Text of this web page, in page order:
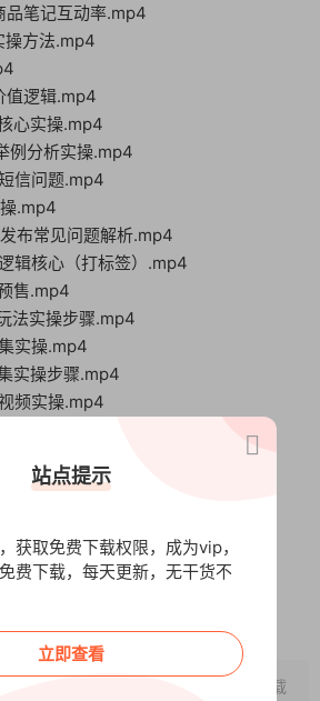
品笔记互动率.mp4
操方法.mp4
值逻辑.mp4
心实操.mp4
例分析实操.mp4
信问题.mp4
.mp4
布常见问题解析.mp4
辑核心（打标签）.mp4
售.mp4
法实操步骤.mp4
实操.mp4
实操步骤.mp4
频实操.mp4
收集方式之-.mp4
式之-.mp4
品方式之-.mp4
录制内容.mp4
.mp4
索推流？.mp4
，转载
站点提示
获取免费下载权限，成为vip，
费下载，每天更新，无干货不
立即查看